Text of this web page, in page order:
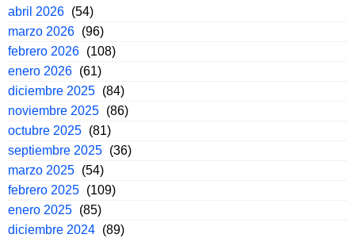
abril 2026 (54)
marzo 2026 (96)
febrero 2026 (108)
enero 2026 (61)
diciembre 2025 (84)
noviembre 2025 (86)
octubre 2025 (81)
septiembre 2025 (36)
marzo 2025 (54)
febrero 2025 (109)
enero 2025 (85)
diciembre 2024 (89)